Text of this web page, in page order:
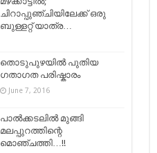
ചിറാപ്പുഞ്ചിയിലേക്ക് ഒരു
ബുള്ളറ്റ് യാത്ര…
തൊടുപുഴയിൽ പുതിയ
ഗതാഗത പരിഷ്കാരം
June 7, 2016
പാൽക്കടലിൽ മുങ്ങി
മലപ്പുറത്തിന്റെ
മൊഞ്ചത്തി…!!